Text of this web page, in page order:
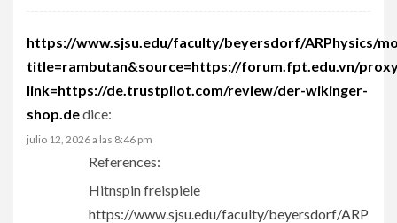
https://www.sjsu.edu/faculty/beyersdorf/ARPhysics/
title=rambutan&source=https://forum.fpt.edu.vn/
link=https://de.trustpilot.com/review/der-wikinger-
shop.dedice:
julio 12, 2026 a las 8:46 pm
References:
Hitnspin freispiele
https://www.sjsu.edu/faculty/beyersdorf/ARP